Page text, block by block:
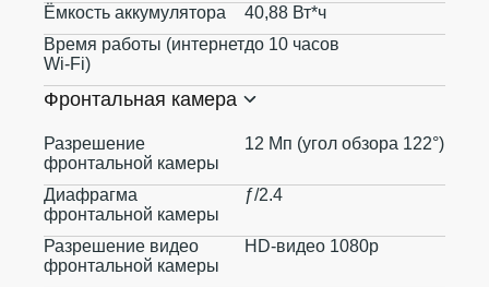
Ёмкость аккумулятора
40,88 Вт*ч
Время работы (интернет
Wi-Fi)
до 10 часов
Фронтальная камера
Разрешение
фронтальной камеры
12 Мп (угол обзора 122°)
Диафрагма
фронтальной камеры
ƒ/2.4
Разрешение видео
фронтальной камеры
HD-видео 1080p